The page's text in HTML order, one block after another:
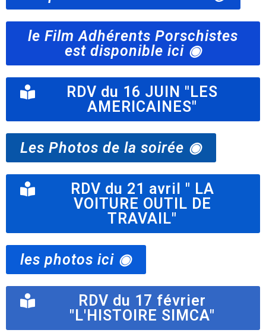
le Film Adhérents Porschistes
est disponible ici ◉
RDV du 16 JUIN "LES
AMERICAINES"
Les Photos de la soirée ◉
RDV du 21 avril " LA
VOITURE OUTIL DE
TRAVAIL"
les photos ici ◉
RDV du 17 février
"L'HISTOIRE SIMCA"